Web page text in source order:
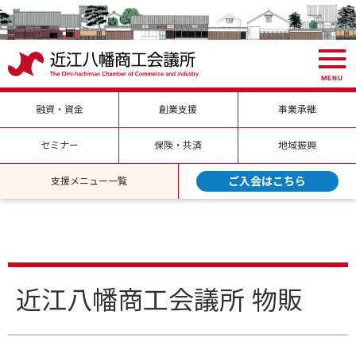
MENU
融資・資金 創業支援 事業承継
セミナー 保険・共済 地域振興
支援メニュー一覧 ご入会はこちら
近江八幡商工会議所 物販